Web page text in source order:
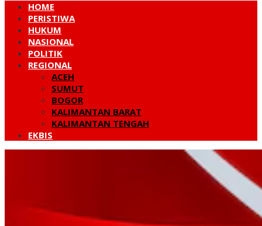
HOME
PERISTIWA
HUKUM
NASIONAL
POLITIK
REGIONAL
ACEH
SUMUT
BOGOR
KALIMANTAN BARAT
KALIMANTAN TENGAH
EKBIS